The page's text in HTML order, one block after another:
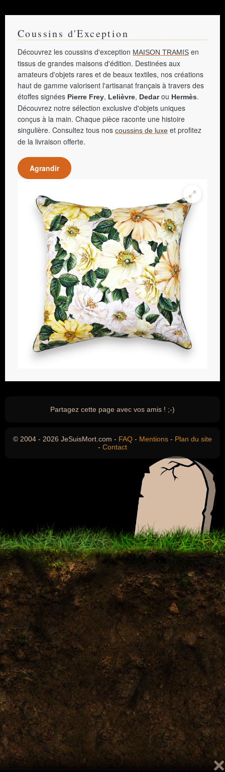
Coussins d'Exception
Découvrez les coussins d'exception MAISON TRAMIS en
tissus de grandes maisons d'édition. Destinées aux
amateurs d'objets rares et de beaux textiles, nos créations
haut de gamme valorisent l'artisanat français à travers des
étoffes signées Pierre Frey, Lelièvre, Dedarou Hermès.
Découvrez notre sélection exclusive d'objets uniques
conçus à la main. Chaque pièce raconte une histoire
singulière. Consultez tous nos coussins de luxe et profitez
de la livraison offerte.
Agrandir
Partagez cette page avec vos amis ! ;-)
© 2004 - 2026 JeSuisMort.com - FAQ - Mentions - Plan du site
- Contact